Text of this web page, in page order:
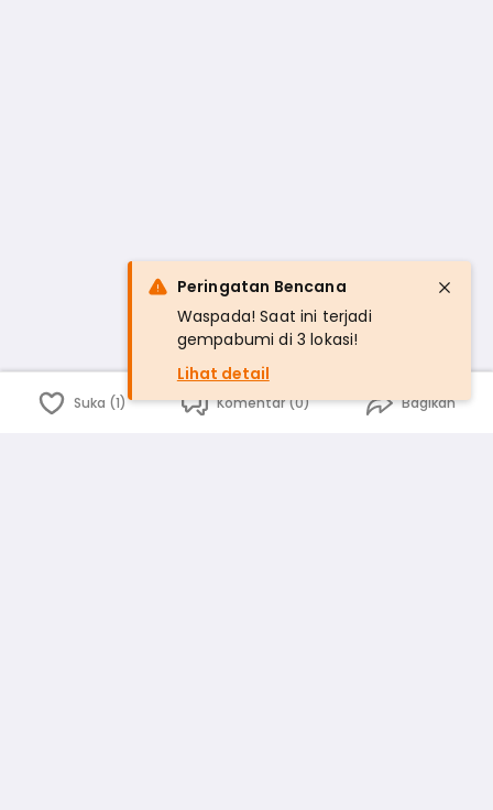
Suka (1) Komentar (0) Bagikan
Peringatan Bencana
Waspada! Saat ini terjadi
gempabumi di 3 lokasi!
Lihat detail